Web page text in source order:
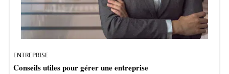
ENTREPRISE
Conseils utiles pour gérer une entreprise